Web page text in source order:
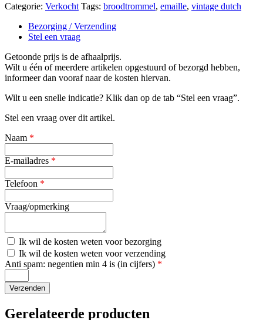
Categorie: Verkocht Tags: broodtrommel, emaille, vintage dutch
Bezorging / Verzending
Stel een vraag
Getoonde prijs is de afhaalprijs.
Wilt u één of meerdere artikelen opgestuurd of bezorgd hebben,
informeer dan vooraf naar de kosten hiervan.
Wilt u een snelle indicatie? Klik dan op de tab “Stel een vraag”.
Stel een vraag over dit artikel.
Naam *
E-mailadres *
Telefoon *
Vraag/opmerking
Kosten
bezorging
Ik wil de kosten weten voor bezorging
Kosten
verzending
Ik wil de kosten weten voor verzending
Anti spam: negentien min 4 is (in cijfers) *
Gerelateerde producten